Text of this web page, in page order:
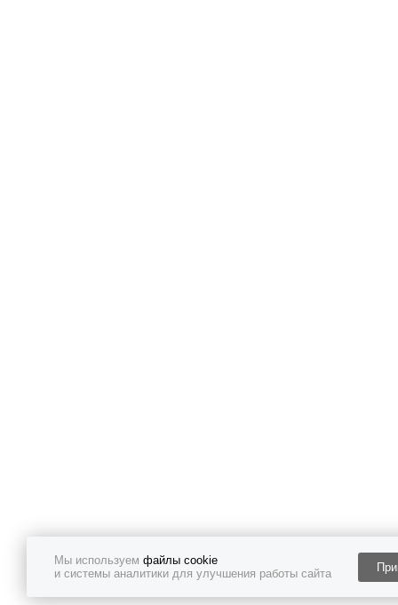
Мы используем файлы cookie
и системы аналитики для улучшения работы сайта